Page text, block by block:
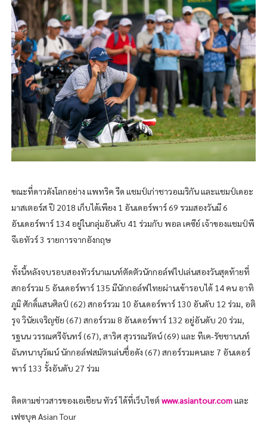
ขณะที่ดาวดังโลกอย่าง แพทริค รีด แชมป์เก่าชาวอเมริกัน และแชมป์เดอะ
มาสเตอร์ส ปี 2018 เก็บได้เพียง 1 อันเดอร์พาร์ 69 รวมสองวันมี 6
อันเดอร์พาร์ 134 อยู่ในกลุ่มอันดับ 41 ร่วมกับ พอล เคซีย์ เจ้าของแชมป์พี
จีเอทัวร์ 3 รายการจากอังกฤษ
ทั้งนี้หลังจบรอบสองทัวร์นาเมนท์ตัดตัวนักกอล์ฟไปเล่นสองวันสุดท้ายที่
สกอร์รวม 5 อันเดอร์พาร์ 135 มีนักกอล์ฟไทยผ่านเข้ารอบได้ 14 คน อาทิ
ภูมิ ศักดิ์แสนศิลป์ (62) สกอร์รวม 10 อันเดอร์พาร์ 130 อันดับ 12 ร่วม, อติ
รุจ วินัยเจริญชัย (67) สกอร์รวม 8 อันเดอร์พาร์ 132 อยู่อันดับ 20 ร่วม,
รฐนน วรรณศรีจันทร์ (67), สาริศ สุวรรณรัตน์ (69) และ ทีเค-รัชชานนท์
ฉันทนานุวัฒน์ นักกอล์ฟสมัตรเล่นชื่อดัง (67) สกอร์รวมคนละ 7 อันเดอร์
พาร์ 133 รั้งอันดับ 27 ร่วม
ติดตามข่าวสารของเอเชียน ทัวร์ ได้ที่เว็บไซต์ www.asiantour.comและ
เฟซบุค Asian Tour